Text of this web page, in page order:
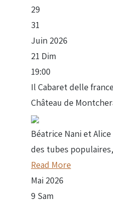
29
31
Juin 2026
21 Dim
19:00
Il Cabaret delle
Château de
Béatrice Nani et
des tubes
Read More
Mai 2026
9 Sam